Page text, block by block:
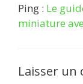
Ping : Le
miniature
Laisser un